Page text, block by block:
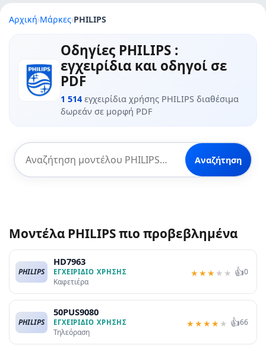
Αρχική›Μάρκες›PHILIPS
Οδηγίες PHILIPS :
εγχειρίδια και οδηγοί σε
PDF
1 514 εγχειρίδια χρήσης PHILIPS διαθέσιμα
δωρεάν σε μορφή PDF
Αναζήτηση
Μοντέλα PHILIPS πιο προβεβλημένα
PHILIPS
HD7963
ΕΓΧΕΙΡΊΔΙΟ ΧΡΉΣΗΣ
Καφετιέρα
★★★ ★ ★ 👍0
PHILIPS
50PUS9080
ΕΓΧΕΙΡΊΔΙΟ ΧΡΉΣΗΣ
Τηλεόραση
★★★★ ★ 👍66